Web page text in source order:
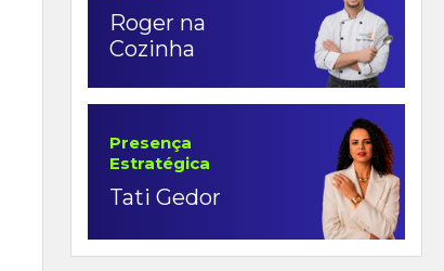
Roger na
Cozinha
Presença
Estratégica
Tati Gedor